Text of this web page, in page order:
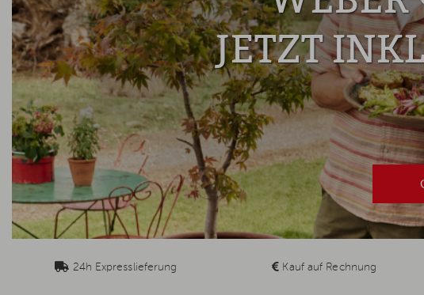
JETZT
24h Expresslieferung Kauf auf Rechnung